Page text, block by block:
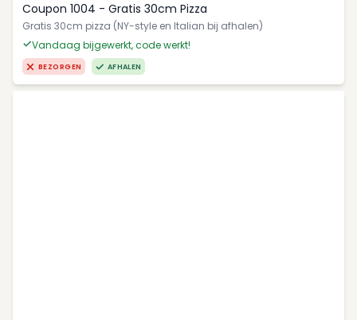
Coupon 1004 - Gratis 30cm Pizza
Gratis 30cm pizza (NY-style en Italian bij afhalen)
Vandaag bijgewerkt, code werkt!
BEZORGEN AFHALEN